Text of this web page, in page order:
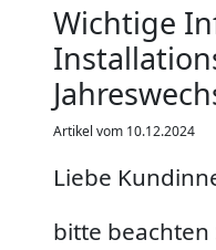
Wichtige
Artikel vom 10.12.2024
Liebe
bitte beachten